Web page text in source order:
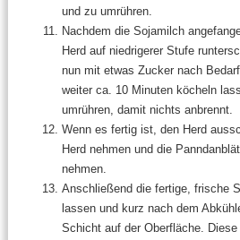
und zu umrühren.
Nachdem die Sojamilch
Herd auf niedrigerer Stufe
nun mit etwas Zucker nach
weiter ca. 10 Minuten köcheln
umrühren, damit nichts anbrennt.
Wenn es fertig ist, den Herd
Herd nehmen und die
nehmen.
Anschließend die fertige, frische
lassen und kurz nach dem
Schicht auf der Oberfläche.